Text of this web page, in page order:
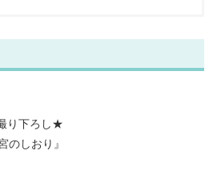
り下ろし★
しおり』